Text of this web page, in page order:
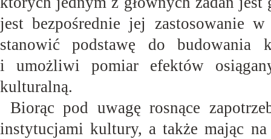
jest bezpośrednie jej zastosowanie
stanowić podstawę do budowania
i umożliwi pomiar efektów
kulturalną.
Biorąc pod uwagę rosnące
instytucjami kultury, a także mając